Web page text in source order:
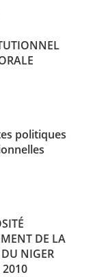
politiques
DE LA
NIGER
2010